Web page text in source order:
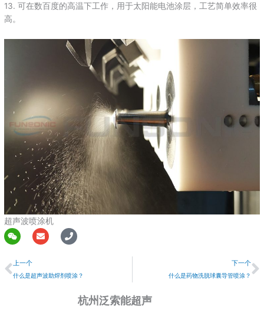
13. 可在数百度的高温下工作，用于太阳能电池涂层，工艺简单效率很
高。
超声波喷涂机
W
x
i
E
l
P
e
上一个
上一个
什么是超声波助焊剂喷涂？
下一个
什么是药物洗脱球囊导管喷涂？
杭州泛索能超声